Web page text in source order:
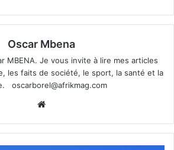
Oscar Mbena
MBENA. Je vous invite à lire mes articles
les faits de société, le sport, la santé et la
oscarborel@afrikmag.com